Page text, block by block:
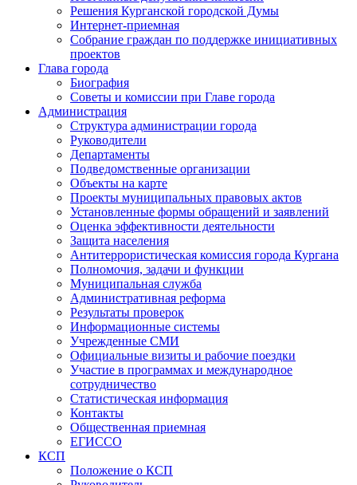
Решения Курганской городской Думы
Интернет-приемная
Собрание граждан по поддержке инициативных
проектов
Глава города
Биография
Советы и комиссии при Главе города
Администрация
Структура администрации города
Руководители
Департаменты
Подведомственные организации
Объекты на карте
Проекты муниципальных правовых актов
Установленные формы обращений и заявлений
Оценка эффективности деятельности
Защита населения
Антитеррористическая комиссия города Кургана
Полномочия, задачи и функции
Муниципальная служба
Административная реформа
Результаты проверок
Информационные системы
Учрежденные СМИ
Официальные визиты и рабочие поездки
Участие в программах и международное
сотрудничество
Статистическая информация
Контакты
Общественная приемная
ЕГИССО
КСП
Положение о КСП